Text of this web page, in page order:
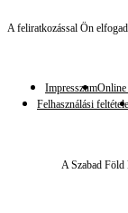
A feliratkozással Ön
ImpresszumOnline
Felhasználási
A Szabad